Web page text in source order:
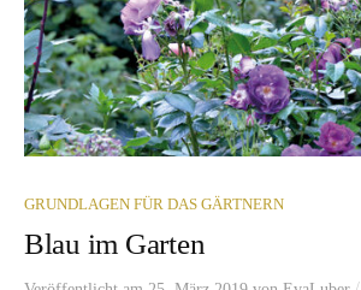
GRUNDLAGEN FÜR DAS GÄRTNERN
Blau im Garten